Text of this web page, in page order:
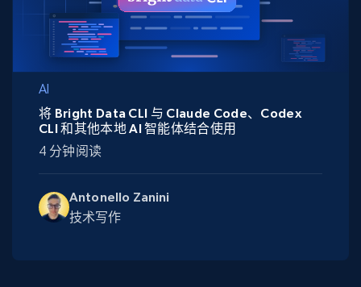
AI
Antonello Zanini
技术写作
将 Bright Data CLI 与 Claude Code、Codex
CLI 和其他本地 AI 智能体结合使用
4 分钟阅读